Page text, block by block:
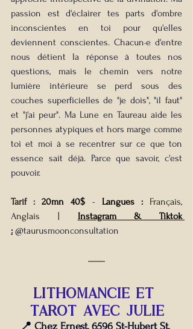
passion est d'éclairer tes parts d'ombre
inconscientes en toi pour qu'elles
deviennent conscientes. Chacun·e d'entre
nous détient la réponse à toutes nos
questions, mais le chemin vers notre
lumière intérieure se perd sous des
couches superficielles de "je dois", "il faut"
et "j'ai peur". Ma Lune en Taureau aide les
personnes atypiques et hors marge comme
toi et moi à se recentrer sur ce que ton
essence sait déjà. Parce que savoir, c'est
pouvoir.
Tarif : 20mn 40$ - Langues : Français,
Anglais | Instagram & Tiktok
: @taurusmoonconsultation
lithomancie et
TAROT avec JULIE
📍 Chez Ernest, 6596 St-Hubert St,